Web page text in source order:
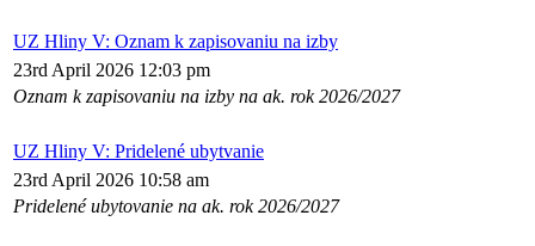
UZ Hliny V: Oznam k zapisovaniu na izby
23rd April 2026 12:03 pm
Oznam k zapisovaniu na izby na ak. rok 2026/2027
UZ Hliny V: Pridelené ubytvanie
23rd April 2026 10:58 am
Pridelené ubytovanie na ak. rok 2026/2027